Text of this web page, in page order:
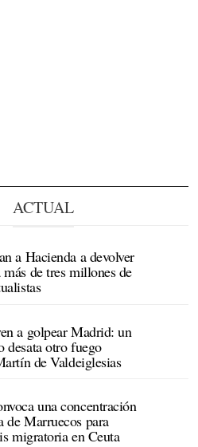
ACTUAL
a Hacienda a devolver
de tres millones de
a golpear Madrid: un
desata otro fuego
de Valdeiglesias
una concentración
de Marruecos para
migratoria en Ceuta